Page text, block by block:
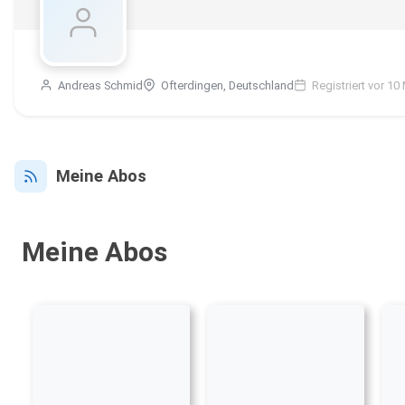
Andreas Schmid Ofterdingen, Deutschland Registriert vor 10
Meine Abos
Meine Abos